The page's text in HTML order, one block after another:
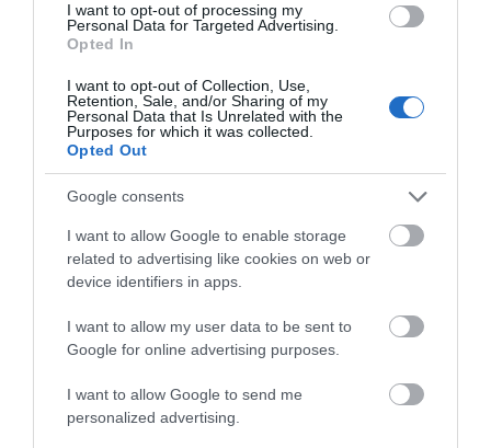
I want to opt-out of processing my
Personal Data for Targeted Advertising.
Opted In
I want to opt-out of Collection, Use,
Retention, Sale, and/or Sharing of my
Personal Data that Is Unrelated with the
Purposes for which it was collected.
Opted Out
Google consents
I want to allow Google to enable storage
related to advertising like cookies on web or
device identifiers in apps.
I want to allow my user data to be sent to
Google for online advertising purposes.
I want to allow Google to send me
personalized advertising.
Σοκ: Νέα καταγγελία για ενδοοικογενειακή
βία κατά ενός ακόμη γνωστού δικηγόρου
25.06.2024 | 12:30
Απόστολος Λύτρας: Η γυναίκα μου θέλησε
να πει ότι έπεσε από την σκάλα, δεν την
έβαλα εγώ